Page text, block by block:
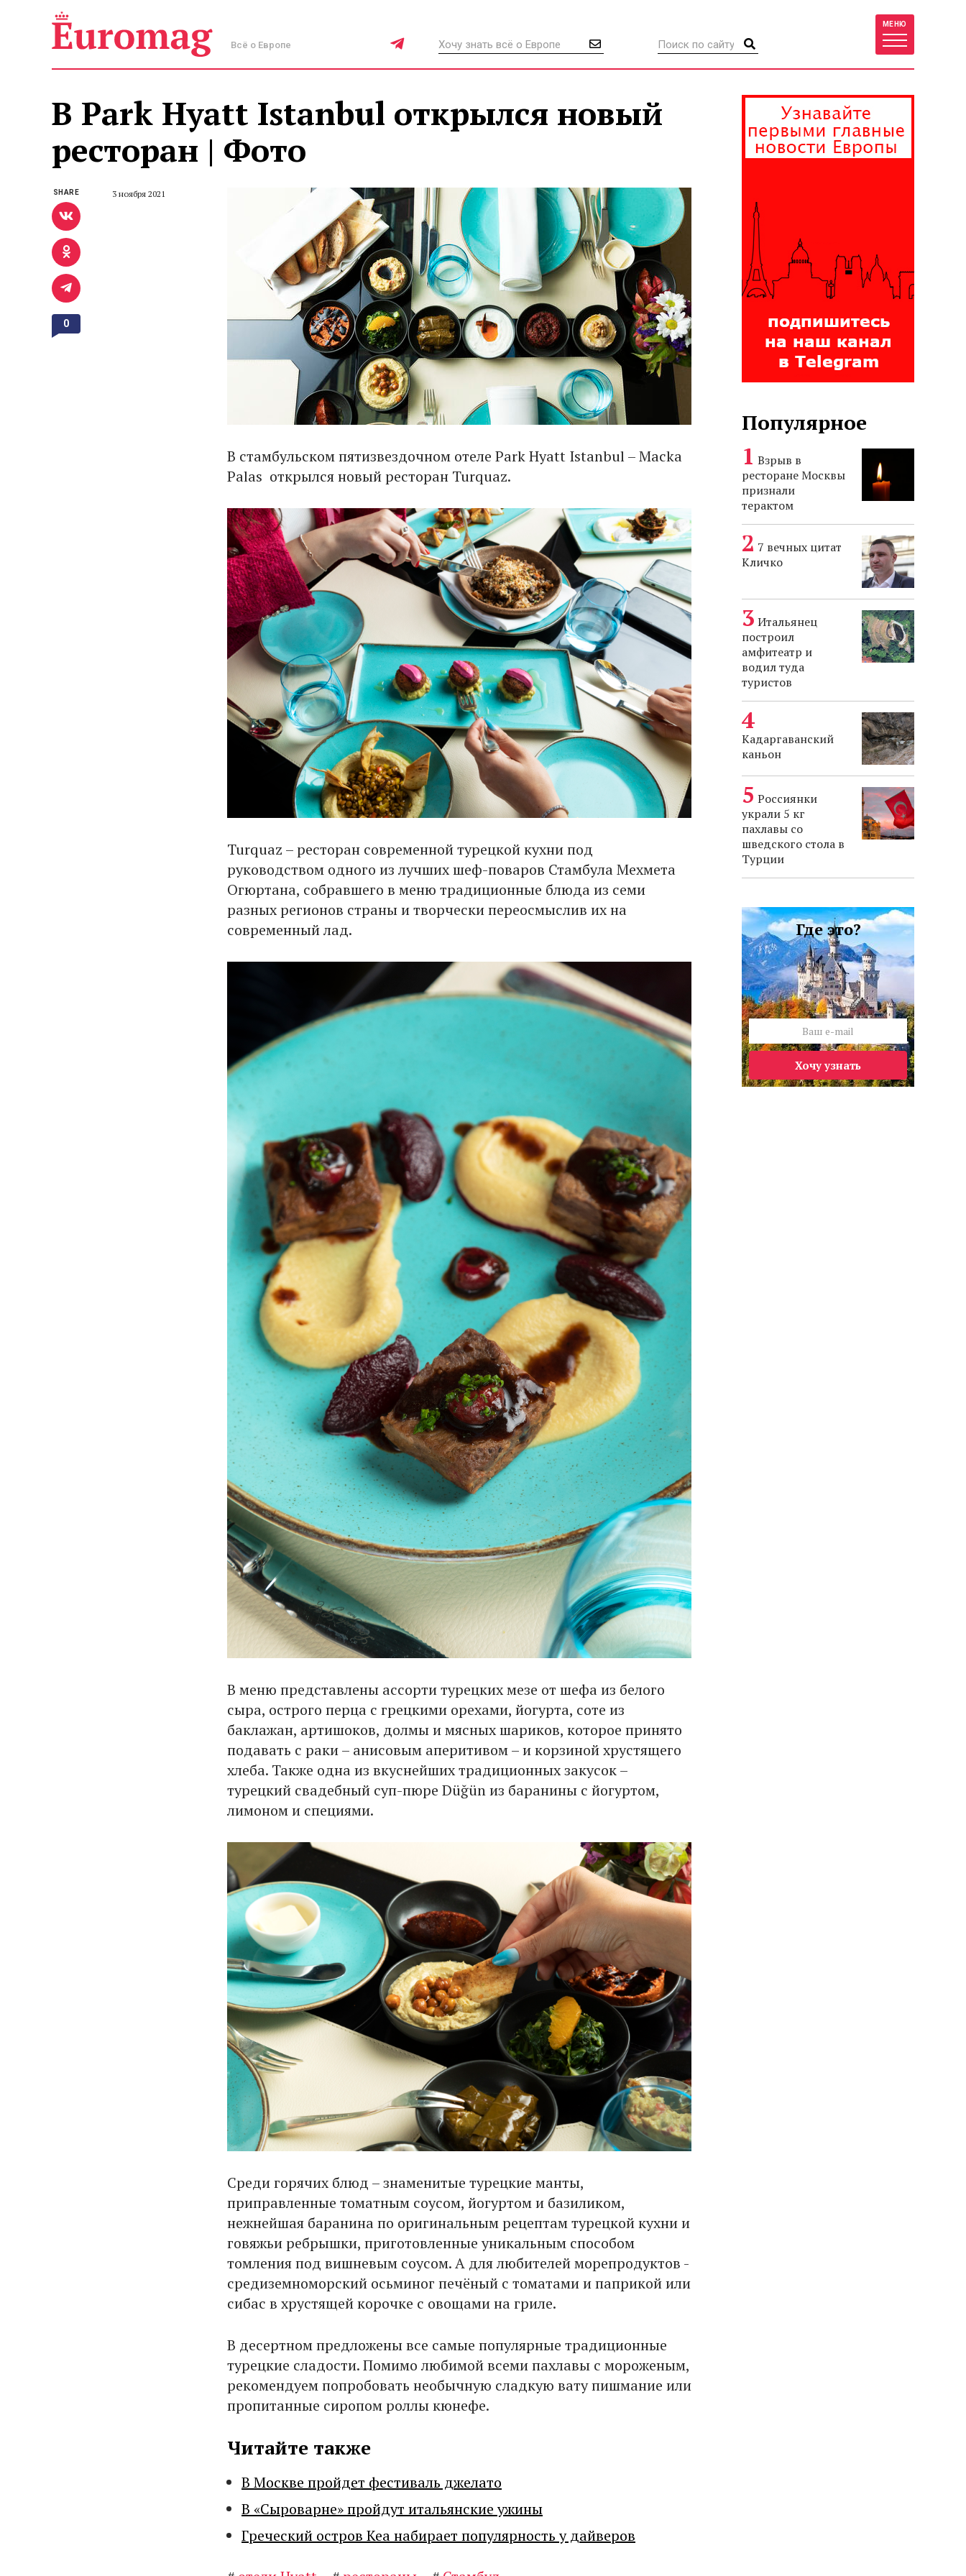
Всё о Европе
МЕНЮ
В Park Hyatt Istanbul открылся новый
ресторан | Фото
3 ноября 2021
В стамбульском пятизвездочном отеле Park Hyatt Istanbul – Macka
Palas открылся новый ресторан Turquaz.
Turquaz – ресторан современной турецкой кухни под
руководством одного из лучших шеф-поваров Стамбула Мехмета
Огюртана, собравшего в меню традиционные блюда из семи
разных регионов страны и творчески переосмыслив их на
современный лад.
В меню представлены ассорти турецких мезе от шефа из белого
сыра, острого перца с грецкими орехами, йогурта, соте из
баклажан, артишоков, долмы и мясных шариков, которое принято
подавать с раки – анисовым аперитивом – и корзиной хрустящего
хлеба. Также одна из вкуснейших традиционных закусок –
турецкий свадебный суп-пюре Düğün из баранины с йогуртом,
лимоном и специями.
Среди горячих блюд – знаменитые турецкие манты,
приправленные томатным соусом, йогуртом и базиликом,
нежнейшая баранина по оригинальным рецептам турецкой кухни и
говяжьи ребрышки, приготовленные уникальным способом
томления под вишневым соусом. А для любителей морепродуктов -
средиземноморский осьминог печёный с томатами и паприкой или
сибас в хрустящей корочке с овощами на гриле.
В десертном предложены все самые популярные традиционные
турецкие сладости. Помимо любимой всеми пахлавы с мороженым,
рекомендуем попробовать необычную сладкую вату пишмание или
пропитанные сиропом роллы кюнефе.
Читайте также
В Москве пройдет фестиваль джелато
В «Сыроварне» пройдут итальянские ужины
Греческий остров Кеа набирает популярность у дайверов
SHARE
0
Популярное
Взрыв в
ресторане Москвы
признали
терактом
7 вечных цитат
Кличко
Итальянец
построил
амфитеатр и
водил туда
туристов
Кадаргаванский
каньон
Россиянки
украли 5 кг
пахлавы со
шведского стола в
Турции
Где это?
Хочу узнать